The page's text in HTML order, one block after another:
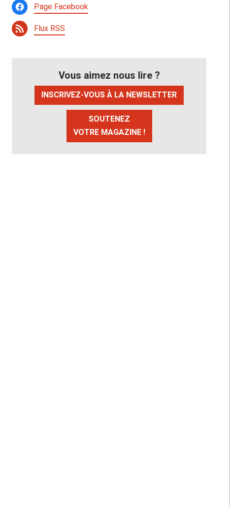
Page Facebook
Flux RSS
Vous aimez nous lire ?
INSCRIVEZ-VOUS À LA NEWSLETTER
SOUTENEZ
VOTRE MAGAZINE !